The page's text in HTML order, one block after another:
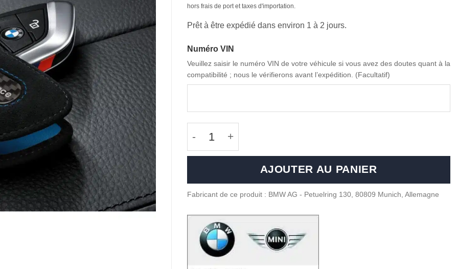
hors frais de port et taxes d'importation.
Prêt à être expédié dans environ 1 à 2 jours.
Numéro VIN
Veuillez saisir le numéro VIN de votre véhicule si vous avez des doutes quant à la
compatibilité ; nous le vérifierons avant l’expédition. (Facultatif)
AJOUTER AU PANIER
Fabricant de ce produit : BMW AG - Petuelring 130, 80809 Munich, Allemagne